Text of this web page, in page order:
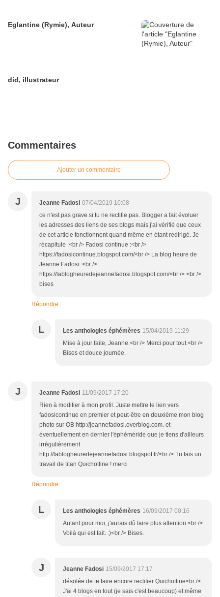
Eglantine (Rymie), Auteur
did, illustrateur
Commentaires
Ajouter un commentaire
J Jeanne Fadosi 07/04/2019 10:08
ce n'est pas grave si tu ne rectifie pas. Blogger a fait évoluer
les adresses des liens de ses blogs mais j'ai vérifié que ceux
de cet article fonctionnent quand même en étant redirigé. Je
récapitule :<br /> Fadosi continue :<br />
https://fadosicontinue.blogspot.com/<br /> La blog heure de
Jeanne Fadosi :<br />
https://lablogheuredejeannefadosi.blogspot.com/<br /> <br />
bises
Répondre
L Les anthologies éphémères 15/04/2019 11:29
Mise à jour faite, Jeanne.<br /> Merci pour tout.<br />
Bises et douce journée.
J Jeanne Fadosi 11/09/2017 17:20
Rien à modifier à mon profil. Juste mettre le lien vers
fadosicontinue en premier et peut-être en deuxième mon blog
photo sur OB http://jeannefadosi.overblog.com. et
éventuellement en dernier l'éphéméride que je tiens d'ailleurs
irrégulièrement
http://lablogheuredejeannefadosi.blogspot.fr/<br /> Tu fais un
travail de titan Quichottine ! merci
Répondre
L Les anthologies éphémères 16/09/2017 00:16
Autant pour moi, j'aurais dû faire plus attention.<br />
Voilà qui est fait. :)<br /> Bises.
J Jeanne Fadosi 15/09/2017 17:17
désolée de te faire encore rectifier Quichottine<br />
J'ai 4 blogs en tout (je sais c'est beaucoup) et même